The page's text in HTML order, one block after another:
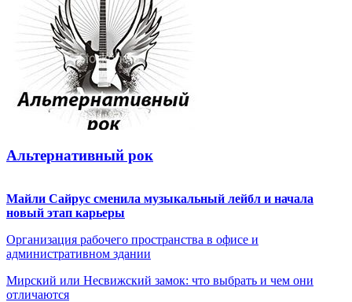
Альтернативный рок
Майли Сайрус сменила музыкальный лейбл и начала
новый этап карьеры
Организация рабочего пространства в офисе и
административном здании
Мирский или Несвижский замок: что выбрать и чем они
отличаются